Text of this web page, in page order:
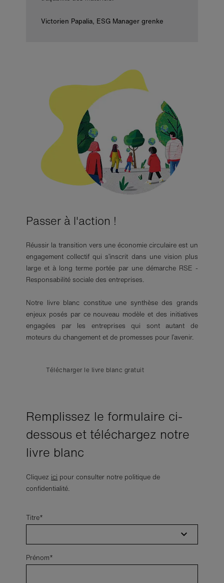
Victorien Papalia, ESG Manager grenke
Passer à l'action !
Réussir la transition vers une économie circulaire est un
engagement collectif qui s’inscrit dans une vision plus
large et à long terme portée par une démarche RSE -
Responsabilité sociale des entreprises.
Notre livre blanc constitue une synthèse des grands
enjeux posés par ce nouveau modèle et des initiatives
engagées par les entreprises qui sont autant de
moteurs du changement et de promesses pour l’avenir.
Télécharger le livre blanc gratuit
Remplissez le formulaire ci-
dessous et téléchargez notre
livre blanc
Cliquez ici pour consulter notre politique de
confidentialité.
Titre*
Prénom*